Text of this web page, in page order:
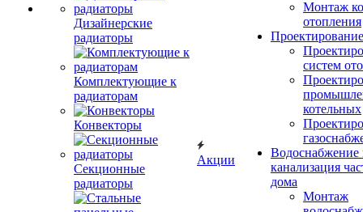
Дизайнерские
радиаторы
Комплектующие к
радиаторам
Конвекторы
Секционные
радиаторы
Акции
Монтаж
отопления
Проектирование
систем
котельных
Водоснабжение
канализация
дома
Монтаж